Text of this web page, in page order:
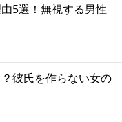
5選！無視する男性
彼氏を作らない女の